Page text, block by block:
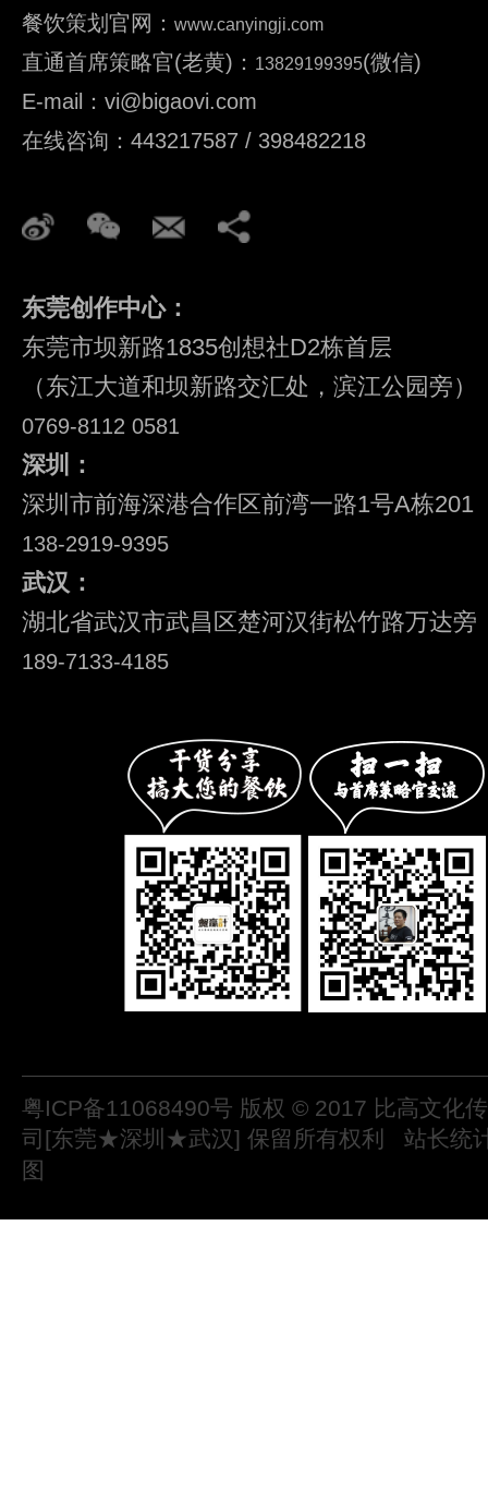
餐饮策划官网： www.canyingji.com
直通首席策略官(老黄)： 13829199395(微信)
E-mail：vi@bigaovi.com
在线咨询：443217587 / 398482218
东莞创作中心：
东莞市坝新路1835创想社D2栋首层
（东江大道和坝新路交汇处，滨江公园旁）
0769-8112 0581
深圳：
深圳市前海深港合作区前湾一路1号A栋201
138-2919-9395
武汉：
湖北省武汉市武昌区楚河汉街松竹路万达旁
189-7133-4185
粤ICP备11068490号 版权 © 2017 比高文化
司[东莞★深圳★武汉] 保留所有权利
站长统
图